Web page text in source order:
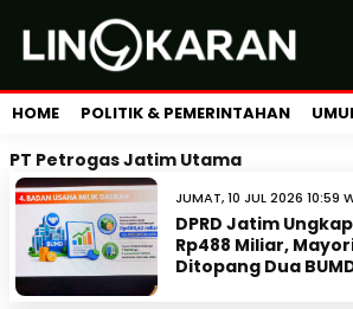
HOME POLITIK & PEMERINTAHAN
PT Petrogas Jatim Utama
JUMAT, 10 JUL 2026 10:59
DPRD Jatim
Rp488 Miliar,
Ditopang Dua